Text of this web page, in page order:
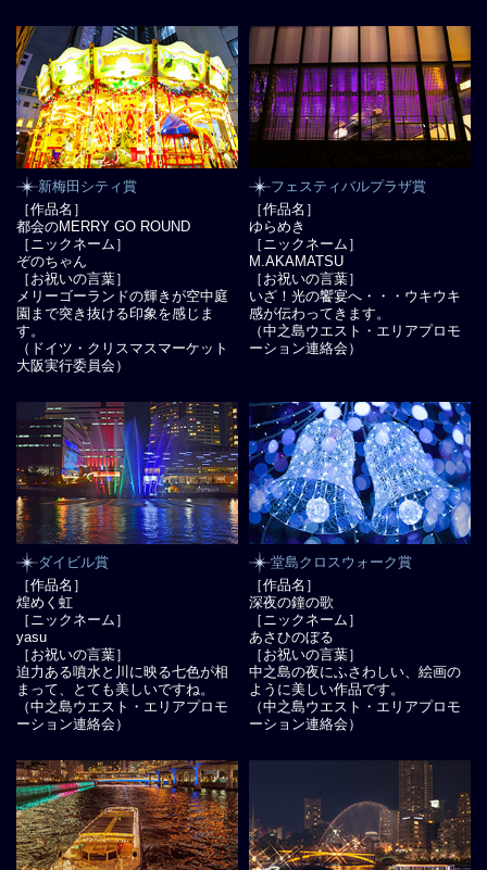
新梅田シティ賞
［作品名］
都会のMERRY GO ROUND
［ニックネーム］
ぞのちゃん
［お祝いの言葉］
メリーゴーランドの輝きが空中庭
園まで突き抜ける印象を感じま
す。
（ドイツ・クリスマスマーケット
大阪実行委員会）
フェスティバルプラザ賞
［作品名］
ゆらめき
［ニックネーム］
M.AKAMATSU
［お祝いの言葉］
いざ！光の饗宴へ・・・ウキウキ
感が伝わってきます。
（中之島ウエスト・エリアプロモ
ーション連絡会）
ダイビル賞
［作品名］
煌めく虹
［ニックネーム］
yasu
［お祝いの言葉］
迫力ある噴水と川に映る七色が相
まって、とても美しいですね。
（中之島ウエスト・エリアプロモ
ーション連絡会）
堂島クロスウォーク賞
［作品名］
深夜の鐘の歌
［ニックネーム］
あさひのぼる
［お祝いの言葉］
中之島の夜にふさわしい、絵画の
ように美しい作品です。
（中之島ウエスト・エリアプロモ
ーション連絡会）